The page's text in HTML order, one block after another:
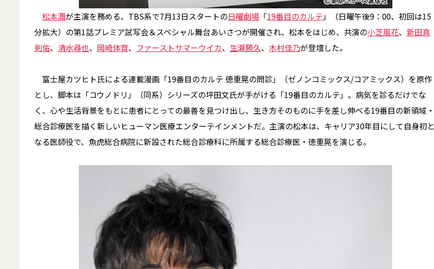
松本潤が主演を務める、TBS系で7月13日スタートの日曜劇場 「19番目のカルテ」（日曜午後9：00、初回は15
分拡大）の第1話プレミア試写会＆スペシャル舞台あいさつが開催され、松本をはじめ、共演の小芝風花、 新田真
剣佑、 清水尋也、 岡崎体育、 ファーストサマーウイカ、 生瀬勝久、 木村佳乃が登壇した。
富士屋カツヒト氏による連載漫画「19番目のカルテ 徳重晃の問診」（ゼノンコミックス/コアミックス）を原作
とし、脚本は「コウノドリ」（同系）シリーズの坪田文氏が手がける「19番目のカルテ」。病気を診るだけでな
く、心や生活背景をもとに患者にとっての最善を見つけ出し、生き方そのものに手を差し伸べる19番目の新領域・
総合診療医を描く新しいヒューマン医療エンターテインメントだ。主演の松本は、キャリア30年目にして自身初と
なる医師役で、魚虎総合病院に新設された総合診療科に所属する総合診療医・徳重晃を演じる。